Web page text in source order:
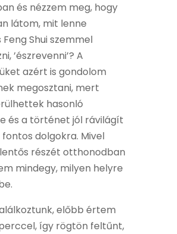
és nézzem meg, hogy
látom, mit lenne
Shui szemmel
’észrevenni’? A
azért is gondolom
megosztani, mert
hasonló
és a történet jól rávilágít
fontos dolgokra. Mivel
részét otthonodban
mindegy, milyen helyre
előbb értem
így rögtön feltűnt,